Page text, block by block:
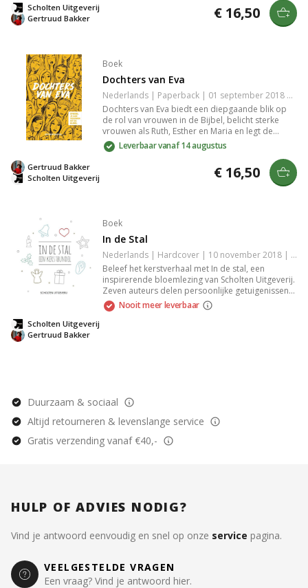
Gertruud Bakker
Scholten Uitgeverij € 16,50
Boek
Dochters van Eva
Nederlands | Paperback | 01 september 2018 | 246 pagina's | Basisbijbel | 9789492959003
Dochters van Eva biedt een diepgaande blik op
de rol van vrouwen in de Bijbel, belicht sterke
vrouwen als Ruth, Esther en Maria en legt de
betekenis van Spreuken 31 uit. Ideaal voor wie
verdieping zoekt in de Bijbelse visie op vrouw,
Leverbaar vanaf 14 augustus
Scholten Uitgeverij
Gertruud Bakker € 16,50
Boek
In de Stal
Nederlands | Hardcover | 10 november 2018 | 44 pagina's | 9789492959225
Beleef het kerstverhaal met In de stal, een
inspirerende bloemlezing van Scholten Uitgeverij.
Zeven auteurs delen persoonlijke getuigenissen
over hun geloof en Gods trouw. Geniet van
gedichten, overdenkingen en Bijbelstudies die je
Nooit meer leverbaar
Gertruud Bakker
Scholten Uitgeverij
Duurzaam & sociaal
Altijd retourneren & levenslange service
Gratis verzending vanaf €40,-
HULP OF ADVIES NODIG?
Vind je antwoord eenvoudig en snel op onze service pagina.
VEELGESTELDE VRAGEN
Een vraag? Vind je antwoord hier.